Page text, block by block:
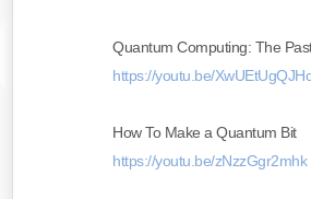
Quantum Computing: The
https://youtu.be/XwUEtUgQJHc
How To Make a Quantum Bit
https://youtu.be/zNzzGgr2mhk